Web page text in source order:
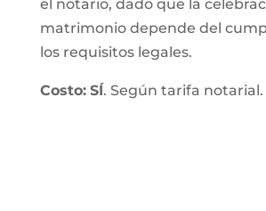
el notario, dado que la
matrimonio depende del
los requisitos legales.
Costo: SÍ. Según tarifa notarial.